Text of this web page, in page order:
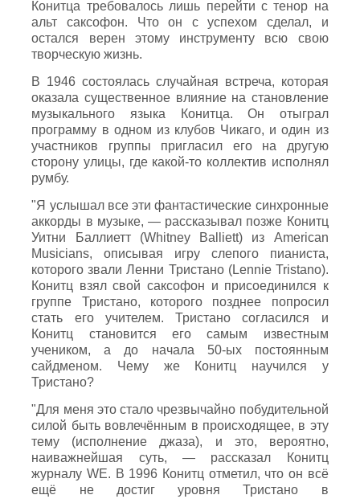
Конитца требовалось лишь перейти с тенор на
альт саксофон. Что он с успехом сделал, и
остался верен этому инструменту всю свою
творческую жизнь.
В 1946 состоялась случайная встреча, которая
оказала существенное влияние на становление
музыкального языка Конитца. Он отыграл
программу в одном из клубов Чикаго, и один из
участников группы пригласил его на другую
сторону улицы, где какой-то коллектив исполнял
румбу.
"Я услышал все эти фантастические синхронные
аккорды в музыке, — рассказывал позже Конитц
Уитни Баллиетт (Whitney Balliett) из American
Musicians, описывая игру слепого пианиста,
которого звали Ленни Тристано (Lennie Tristano).
Конитц взял свой саксофон и присоединился к
группе Тристано, которого позднее попросил
стать его учителем. Тристано согласился и
Конитц становится его самым известным
учеником, а до начала 50-ых постоянным
сайдменом. Чему же Конитц научился у
Тристано?
"Для меня это стало чрезвычайно побудительной
силой быть вовлечённым в происходящее, в эту
тему (исполнение джаза), и это, вероятно,
наиважнейшая суть, — рассказал Конитц
журналу WE. В 1996 Конитц отметил, что он всё
ещё не достиг уровня Тристано в